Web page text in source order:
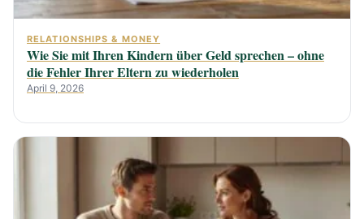
RELATIONSHIPS & MONEY
Wie Sie mit Ihren Kindern über Geld sprechen – ohne
die Fehler Ihrer Eltern zu wiederholen
April 9, 2026